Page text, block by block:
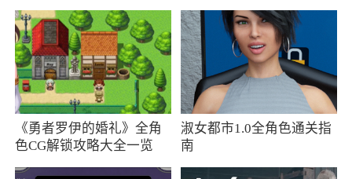
《勇者罗伊的婚礼》全角
色CG解锁攻略大全一览
淑女都市1.0全角色通关指
南